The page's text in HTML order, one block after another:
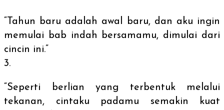
“Tahun baru adalah awal baru, dan aku ingin
memulai bab indah bersamamu, dimulai dari
cincin ini.”
“Seperti berlian yang terbentuk melalui
tekanan, cintaku padamu semakin kuat